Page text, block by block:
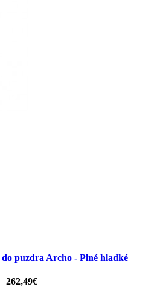
puzdra Archo - Plné hladké
262,49€